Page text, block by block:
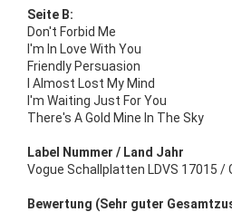
Seite B:
Don't Forbid Me
I'm In Love With You
Friendly Persuasion
I Almost Lost My Mind
I'm Waiting Just For You
There's A Gold Mine In The Sky
Label Nummer / Land Jahr
Vogue Schallplatten LDVS 17015 /
Bewertung (Sehr guter